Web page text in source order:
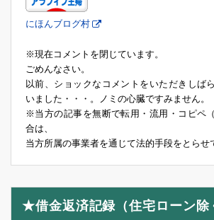
にほんブログ村
※現在コメントを閉じています。
ごめんなさい。
以前、ショックなコメントをいただきしば
いました・・・。ノミの心臓ですみません。
※当方の記事を無断で転用・流用・コピペ
合は、
当方所属の事業者を通じて法的手段をとらせ
★借金返済記録（住宅ローン除